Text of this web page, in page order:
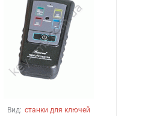
Вид: станки для ключей